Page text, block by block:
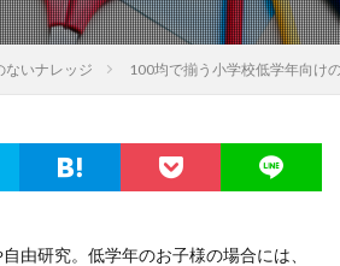
ないナレッジ 100均で揃う小学校低学年向け
由研究。低学年のお子様の場合には、